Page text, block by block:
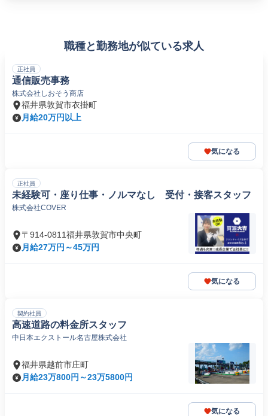
職種と勤務地が似ている求人
正社員
通信販売事務
株式会社しおそう商店
福井県敦賀市衣掛町
月給20万円以上
気になる
正社員
未経験可・座り仕事・ノルマなし 受付・接客スタッフ
株式会社COVER
〒914-0811福井県敦賀市中央町
月給27万円～45万円
気になる
契約社員
高速道路の料金所スタッフ
中日本エクストール名古屋株式会社
福井県越前市庄町
月給23万800円～23万5800円
気になる